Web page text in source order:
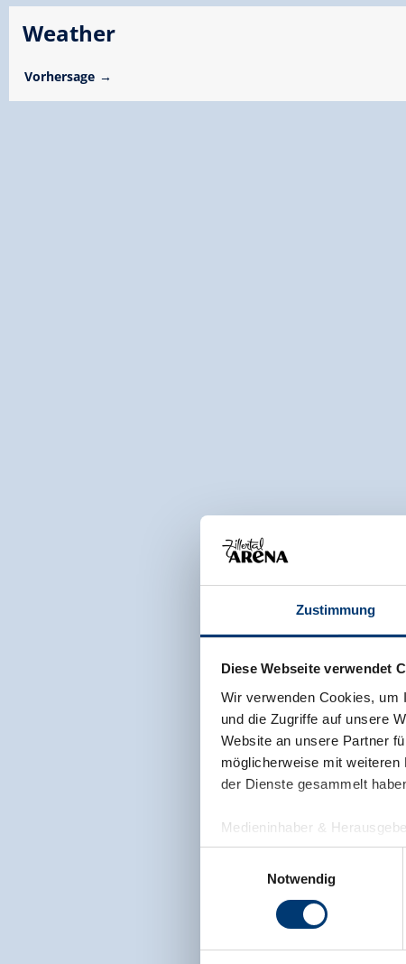
Zustimmung
Diese Webseite verwendet
Wir verwenden Cookies, um
und die Zugriffe auf unsere
Website an unsere Partner
möglicherweise mit
der Dienste gesammelt
Medieninhaber &
Zeller Bergbahnen Zillertal
Rohr 23// A-6280 Zell am Ziller
www.zillertalarena.com
Notwendig
Weather
Vorhersage